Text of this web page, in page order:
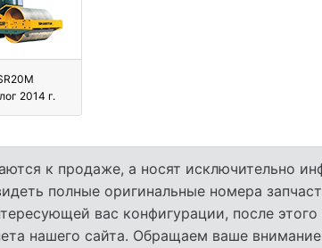
2014 г.
к продаже, а носят исключительно
полные оригинальные номера
вас конфигурации, после
нашего сайта. Обращаем ваше